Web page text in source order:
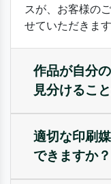
スが、お客様の
せていただきます
作品が自分
見分けるこ
適切な印刷
できますか？